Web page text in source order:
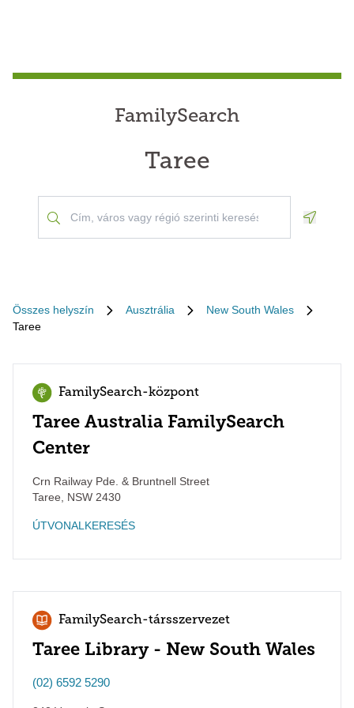
FamilySearch
Taree
Összes helyszín Ausztrália
New South Wales
Taree
FamilySearch-központ
Taree Australia FamilySearch
Center
Crn Railway Pde. & Bruntnell Street
Taree
NSW 2430
ÚTVONALKERESÉS
FamilySearch-társszervezet
Taree Library - New South Wales
(02) 6592 5290